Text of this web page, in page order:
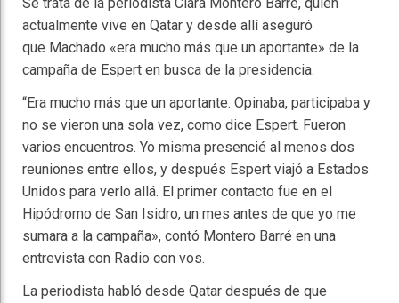
actualmente vive en Qatar y desde allí aseguró
que Machado «era mucho más que un aportante» de la
campaña de Espert en busca de la presidencia.
“Era mucho más que un aportante. Opinaba, participaba y
no se vieron una sola vez, como dice Espert. Fueron
varios encuentros. Yo misma presencié al menos dos
reuniones entre ellos, y después Espert viajó a Estados
Unidos para verlo allá. El primer contacto fue en el
Hipódromo de San Isidro, un mes antes de que yo me
sumara a la campaña», contó Montero Barré en una
entrevista con Radio con vos.
La periodista habló desde Qatar después de que